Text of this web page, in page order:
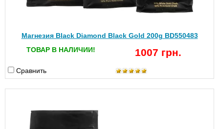
Магнезия Black Diamond Black Gold 200g BD550483
ТОВАР В НАЛИЧИИ!
1007 грн.
Сравнить